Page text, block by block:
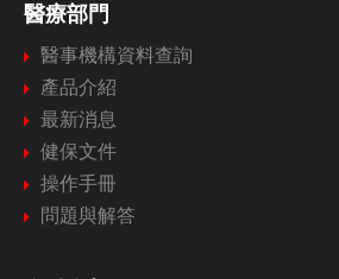
醫療部門
醫事機構資料查詢
產品介紹
最新消息
健保文件
操作手冊
問題與解答